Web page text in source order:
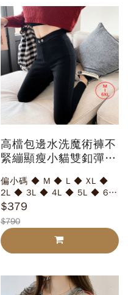
高檔包邊水洗魔術褲不
緊繃顯瘦小貓雙釦彈性
碼窄管褲
偏小碼 ◆ M ◆ L ◆ XL ◆
2L ◆ 3L ◆ 4L ◆ 5L ◆ 6L
◆
$379
$790